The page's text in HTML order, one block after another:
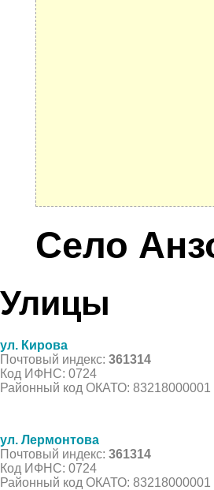
Село
Улицы
ул. Кирова
Почтовый индекс: 361314
Код ИФНС: 0724
Районный код ОКАТО: 83218000001
ул. Лермонтова
Почтовый индекс: 361314
Код ИФНС: 0724
Районный код ОКАТО: 83218000001